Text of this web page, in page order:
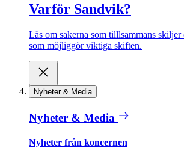
Varför Sandvik?
Läs om sakerna som tilllsammans skiljer
som möjliggör viktiga skiften.
Nyheter & Media
Nyheter & Media
Nyheter från koncernen